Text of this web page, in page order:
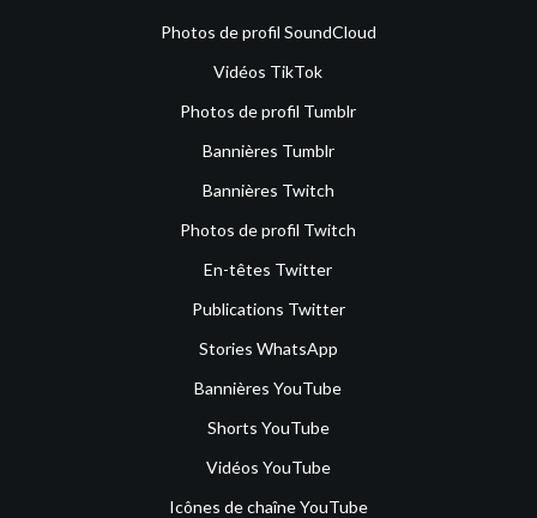
Photos de profil SoundCloud
Vidéos TikTok
Photos de profil Tumblr
Bannières Tumblr
Bannières Twitch
Photos de profil Twitch
En-têtes Twitter
Publications Twitter
Stories WhatsApp
Bannières YouTube
Shorts YouTube
Vidéos YouTube
Icônes de chaîne YouTube